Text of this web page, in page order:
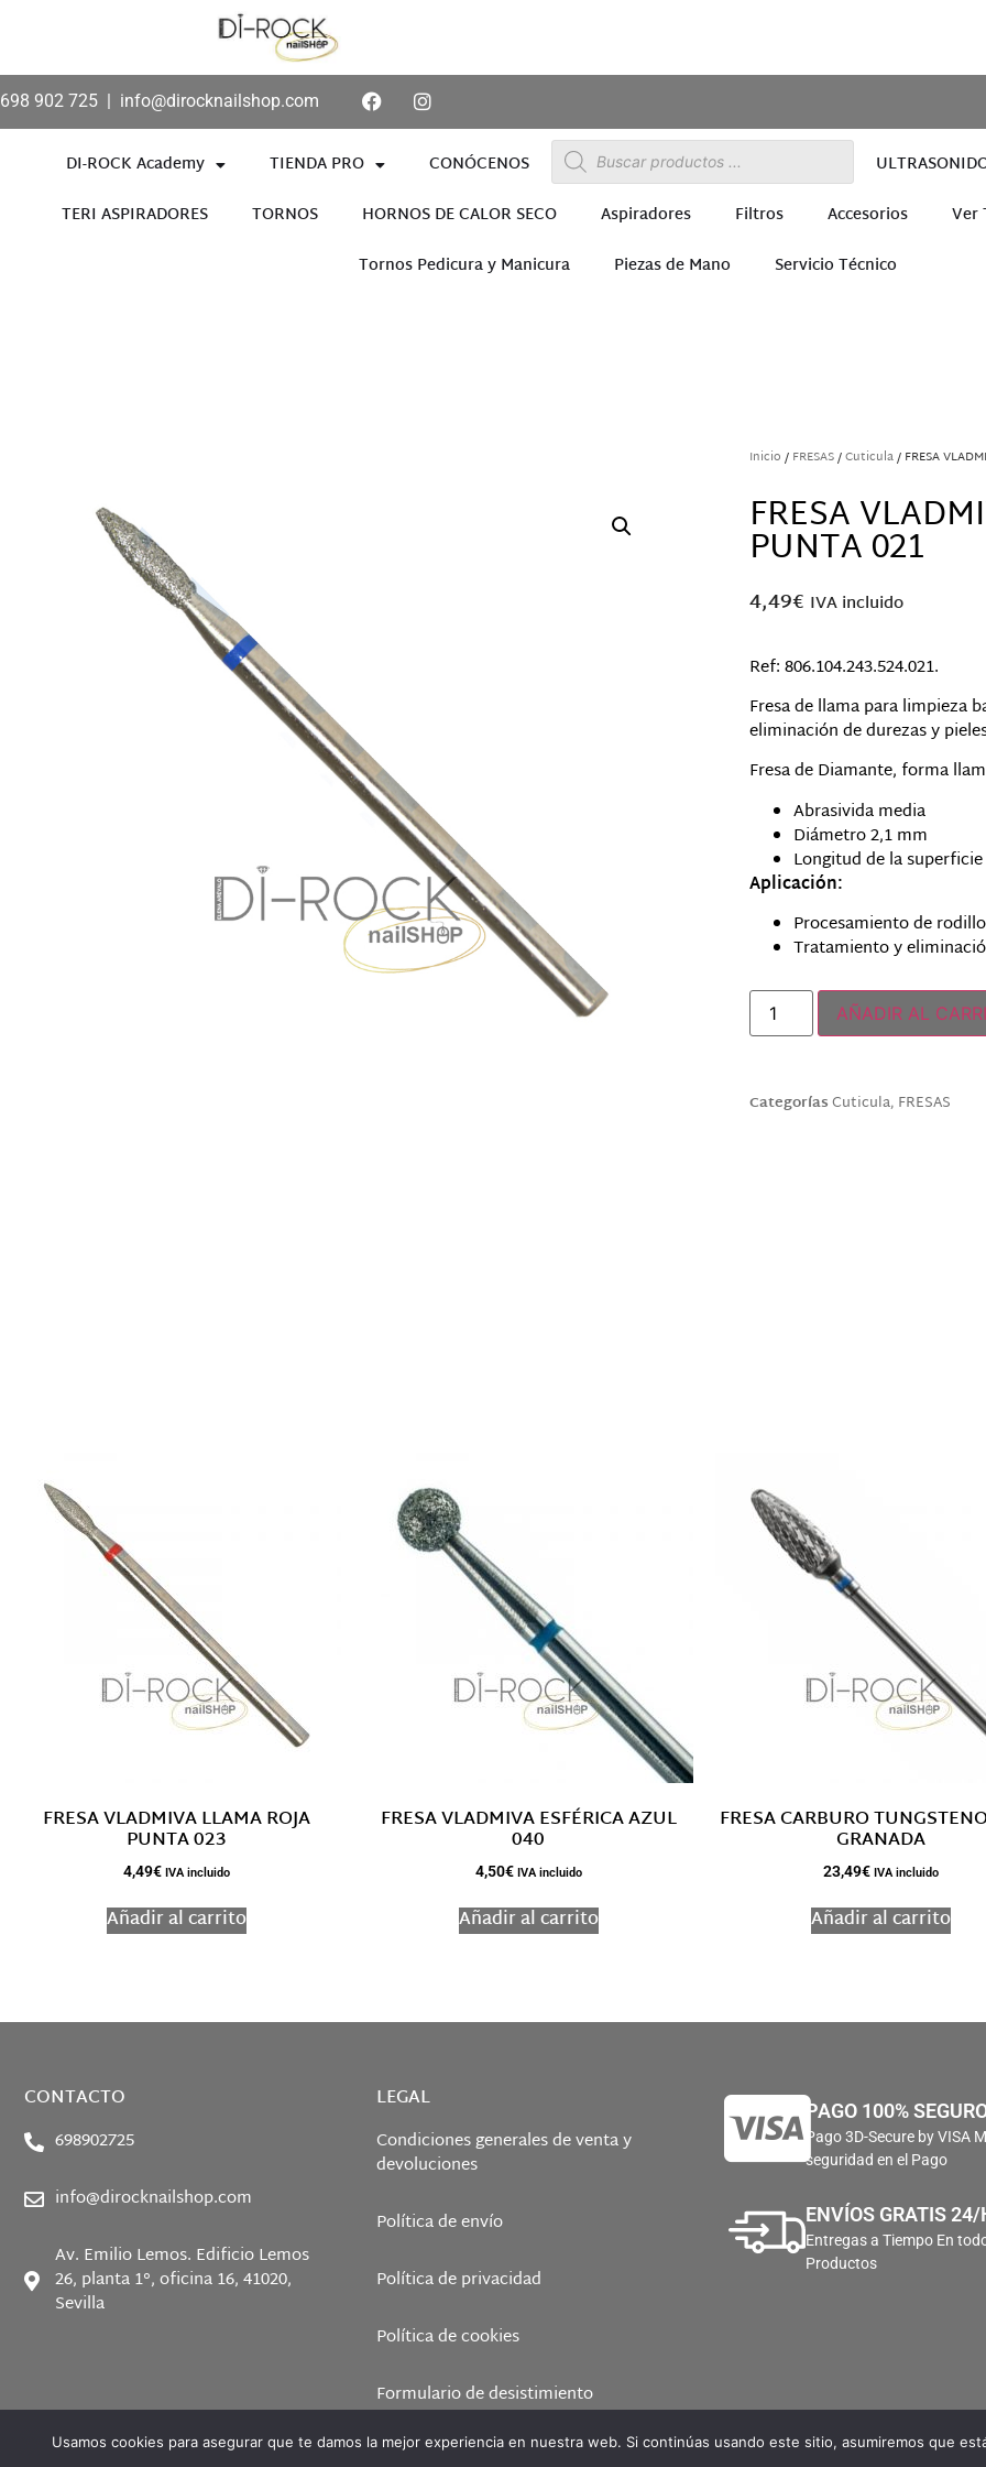
698 902 725 | info@dirocknailshop.com
DI-ROCK Academy TIENDA PRO CONÓCENOS
TERI ASPIRADORES
TORNOS HORNOS DE CALOR SECO Aspiradores Filtros Accesorios
Ver
Tornos Pedicura y Manicura
Piezas de Mano Servicio Técnico
Inicio / FRESAS/Cuticula/ FRESA
FRESA
PUNTA 021
4,49€ IVA incluido
Ref: 806.104.243.524.021.
Fresa de llama para limpieza
eliminación de durezas y
Fresa de Diamante, forma
Abrasivida media
Diámetro 2,1 mm
Longitud de la
Aplicación:
Procesamiento de
Tratamiento y
AÑADIR AL
CategoríasCuticula, FRESAS
FRESA VLADMIVA LLAMA ROJA
PUNTA 023
4,49€ IVA incluido
Añadir al carrito
FRESA VLADMIVA ESFÉRICA AZUL
040
4,50€ IVA incluido
Añadir al carrito
FRESA CARBURO
GRANADA
23,49€ IVA incluido
Añadir al carrito
CONTACTO
698902725
info@dirocknailshop.com
Av. Emilio Lemos. Edificio Lemos
26, planta 1°, oficina 16, 41020,
Sevilla
LEGAL
Condiciones generales de venta y
devoluciones
Política de envío
Política de privacidad
Política de cookies
Formulario de desistimiento
PAGO 100%
Pago 3D-Secure by VISA
seguridad en el Pago
ENVÍOS GRATIS 24/
Entregas a Tiempo En
Productos
Usamos cookies para asegurar que te damos la mejor experiencia en nuestra web. Si continúas usando este sitio, asumiremos que